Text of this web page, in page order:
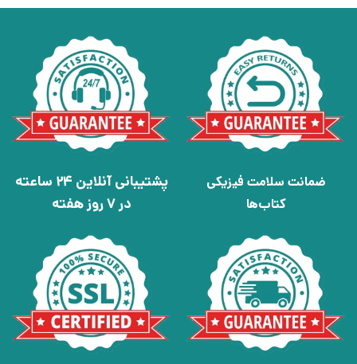
ضمانت سلامت فیزیکی
کتاب‌ها
پشتیبانی آنلاین 24 ساعته
در 7 روز هفته